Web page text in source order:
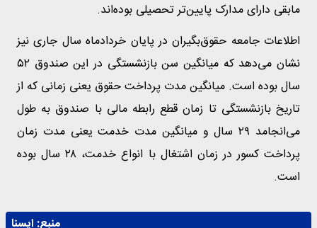
مابقی دارای مدارک پایین‌تر تحصیلی بوده‌اند.
اطلاعات جامعه حقوق‌بگیران در پایان خردادماه سال جاری نیز
نشان می‌دهد که میانگین سن بازنشستگی در این صندوق ۵۲
سال بوده است. میانگین مدت پرداخت حقوق یعنی زمانی که از
تاریخ بازنشستگی تا زمان قطع رابطه مالی با صندوق به طول
می‌انجامد ۲۹ سال و میانگین مدت خدمت یعنی مدت زمان
پرداخت کسور در زمان اشتغال با انواع خدمت، ۲۸ سال بوده
است.